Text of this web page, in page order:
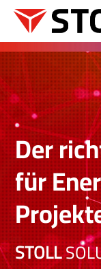
Der
für
STOLL